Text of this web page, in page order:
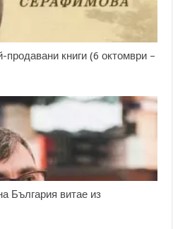
продавани книги (6 октомври –
България витае из